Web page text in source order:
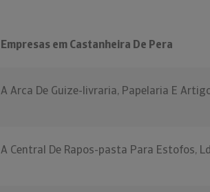
Empresas em Castanheira De Pera
A Arca De Guize-livraria, Papelaria E
A Central De Rapos-pasta Para Estofos,